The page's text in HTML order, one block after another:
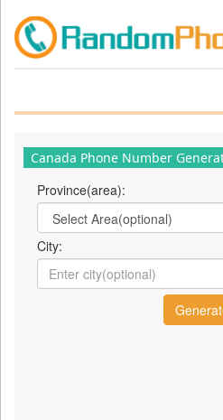
Canada Phone Number
Province(area):
City: